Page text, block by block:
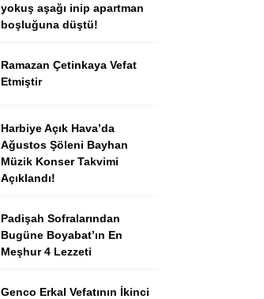
yokuş aşağı inip apartman
boşluğuna düştü!
Ramazan Çetinkaya Vefat
Etmiştir
Harbiye Açık Hava’da
Ağustos Şöleni Bayhan
Müzik Konser Takvimi
Açıklandı!
Padişah Sofralarından
Bugüne Boyabat’ın En
Meşhur 4 Lezzeti
Genco Erkal Vefatının İkinci